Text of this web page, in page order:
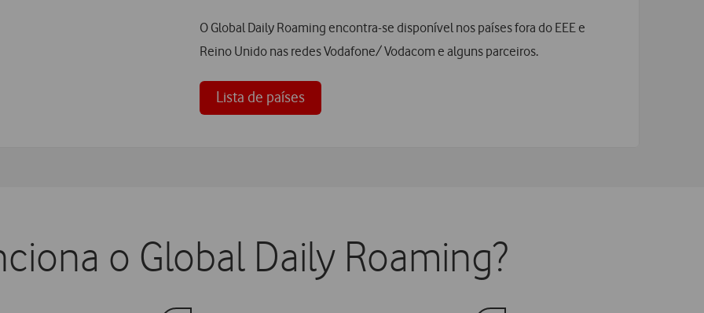
O Global Daily Roaming encontra-se disponível nos países fora do EEE e
Reino Unido nas redes Vodafone/ Vodacom e alguns parceiros.
Lista de países
o Global Daily Roaming?